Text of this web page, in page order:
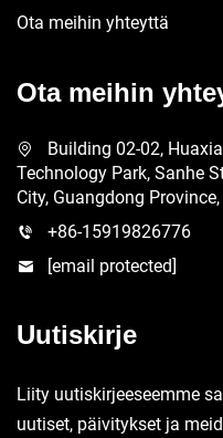
Ota meihin yhteyttä
Ota meihin
Building 02-02,
Technology Park, Sanhe
City, Guangdong
+86-15919826776
[email protected]
Uutiskirje
Liity uutiskirjeeseemme
uutiset, päivitykset ja